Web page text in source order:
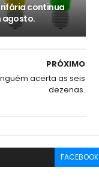
continua
agosto.
PRÓXIMO
acerta as seis
dezenas.
FACEBOOK